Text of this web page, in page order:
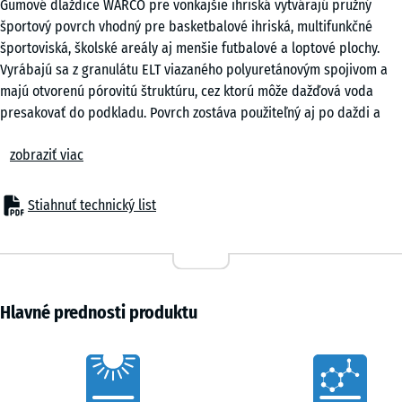
Gumové dlaždice WARCO pre vonkajšie ihriská vytvárajú pružný
športový povrch vhodný pre basketbalové ihriská, multifunkčné
športoviská, školské areály aj menšie futbalové a loptové plochy.
Vyrábajú sa z granulátu ELT viazaného polyuretánovým spojivom a
majú otvorenú pórovitú štruktúru, cez ktorú môže dažďová voda
presakovať do podkladu. Povrch zostáva použiteľný aj po daždi a
behu, zmene smeru aj dynamickom pohybe. Pružná konštrukcia
pohodlnejšiemu pohybu počas hry.
Puzzle spoj
potreby lepidla alebo skrutiek. Po uložení vytvárajú kompaktnú
prebiehať v šachovnicovom vzore alebo s polovičným posunom
radov. Jednotlivé dielce možno v prípade poškodenia vymeniť bez
priamočiarou alebo okružnou pílou.
Pokládka bez podkladovej vrstvy
zobraziť viac
Stiahnuť technický list
cm
|
0,25
m²
x
x 3
- 4,80 €
Hlavné prednosti produktu
Characteristics